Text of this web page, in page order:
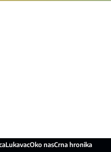
LukavacOko nasCrna hronika